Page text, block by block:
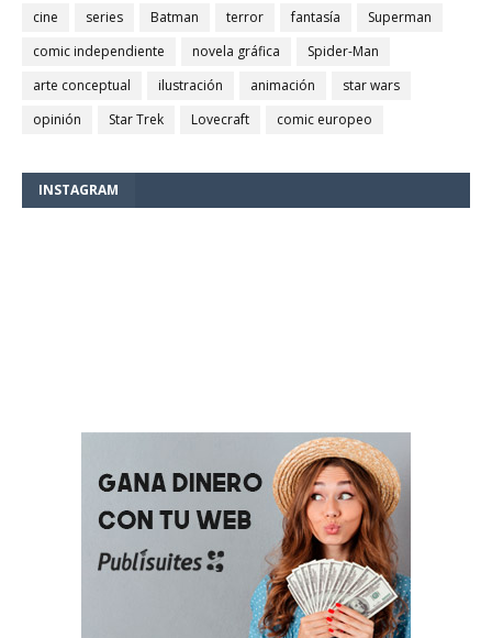
cine series Batman terror fantasía
Superman
comic independiente
novela gráfica
Spider-Man
arte conceptual
ilustración animación
star wars
opinión
Star Trek Lovecraft comic europeo
INSTAGRAM